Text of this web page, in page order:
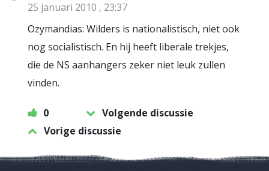
25 januari 2010 , 23:37
Ozymandias: Wilders is nationalistisch, niet ook
nog socialistisch. En hij heeft liberale trekjes,
die de NS aanhangers zeker niet leuk zullen
vinden.
0
Volgende discussie
Vorige discussie